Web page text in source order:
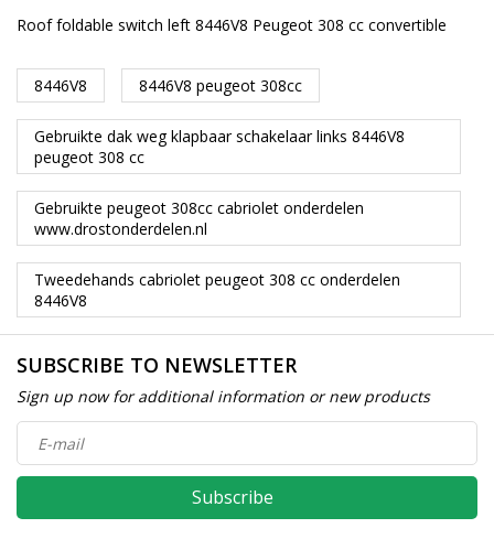
Roof foldable switch left 8446V8 Peugeot 308 cc convertible
8446V8 8446V8 peugeot 308cc
Gebruikte dak weg klapbaar schakelaar links 8446V8
peugeot 308 cc
Gebruikte peugeot 308cc cabriolet onderdelen
www.drostonderdelen.nl
Tweedehands cabriolet peugeot 308 cc onderdelen
8446V8
SUBSCRIBE TO NEWSLETTER
Sign up now for additional information or new products
Subscribe